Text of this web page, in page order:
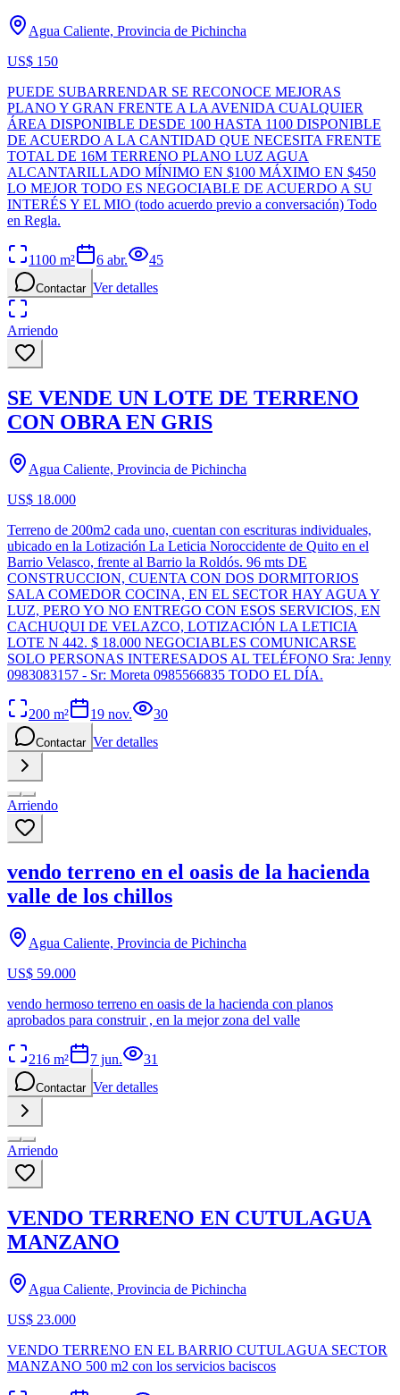
Agua Caliente, Provincia de Pichincha
US$ 150
PUEDE SUBARRENDAR SE RECONOCE MEJORAS
PLANO Y GRAN FRENTE A LA AVENIDA CUALQUIER
ÁREA DISPONIBLE DESDE 100 HASTA 1100 DISPONIBLE
DE ACUERDO A LA CANTIDAD QUE NECESITA FRENTE
TOTAL DE 16M TERRENO PLANO LUZ AGUA
ALCANTARILLADO MÍNIMO EN $100 MÁXIMO EN $450
LO MEJOR TODO ES NEGOCIABLE DE ACUERDO A SU
INTERÉS Y EL MIO (todo acuerdo previo a conversación) Todo
en Regla.
1100 m² 6 abr. 45
Contactar Ver detalles
Arriendo
SE VENDE UN LOTE DE TERRENO
CON OBRA EN GRIS
Agua Caliente, Provincia de Pichincha
US$ 18.000
Terreno de 200m2 cada uno, cuentan con escrituras individuales,
ubicado en la Lotización La Leticia Noroccidente de Quito en el
Barrio Velasco, frente al Barrio la Roldós. 96 mts DE
CONSTRUCCION, CUENTA CON DOS DORMITORIOS
SALA COMEDOR COCINA, EN EL SECTOR HAY AGUA Y
LUZ, PERO YO NO ENTREGO CON ESOS SERVICIOS, EN
CACHUQUI DE VELAZCO, LOTIZACIÓN LA LETICIA
LOTE N 442. $ 18.000 NEGOCIABLES COMUNICARSE
SOLO PERSONAS INTERESADOS AL TELÉFONO Sra: Jenny
0983083157 - Sr: Moreta 0985566835 TODO EL DÍA.
200 m² 19 nov. 30
Contactar Ver detalles
Arriendo
vendo terreno en el oasis de la hacienda
valle de los chillos
Agua Caliente, Provincia de Pichincha
US$ 59.000
vendo hermoso terreno en oasis de la hacienda con planos
aprobados para construir , en la mejor zona del valle
216 m² 7 jun. 31
Contactar Ver detalles
Arriendo
VENDO TERRENO EN CUTULAGUA
MANZANO
Agua Caliente, Provincia de Pichincha
US$ 23.000
VENDO TERRENO EN EL BARRIO CUTULAGUA SECTOR
MANZANO 500 m2 con los servicios baciscos